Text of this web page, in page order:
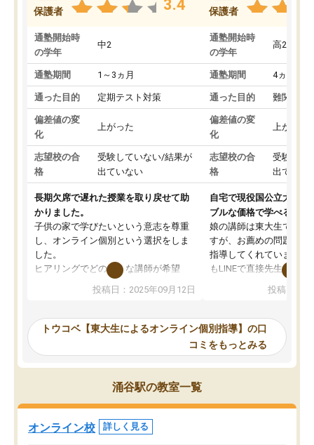
保護者 3.4
通塾開始時
の学年
中2
通塾期間 1～3ヵ月
通った目的 定期テスト対策
偏差値の変
化
上がった
志望校の合
格
受験していない/結果が
出ていない
長期欠席で遅れた授業を取り戻せて助
かりました。
子供の家で学びたいという意志を尊重
し、オンライン個別という選択をしま
した。
ヒアリングでどのような講師が希望
か、オプションは付帯するかなど選ぶ
事が出来ました。
ーティングを行い、その講師で良いか
見てから講師を決定する事ができま
す。
うちの子は、初回面談の講師の方で決
オンラインツールを使用した単語帳の
共有があり宿題もそちらで出される形
投稿日：2025年09月12日
保護者
通塾開始時
の学年
高2
通塾期間 4ヵ月～1
通った目的 難関私立
偏差値の変
化
上がった
志望校の合
格
受験して
出ていな
自宅で現役国公立大学生
ブルな価格で学べる
娘の講師は東大生では無
すが、お薦めの問題集や
指導してくれています。
もLINEで直接先生に質問
めれるので、個人に合
いなのがあり(有料)、受
ことをどんなスケジュー
くか相談したのですが、
ち期待したものではなく
くなってきたようなので
投稿日：
トウコベ【東大生によるオンライン個別指導】の口
コミをもっとみる
涌谷駅の教室一覧
オンライン校 詳しく見る